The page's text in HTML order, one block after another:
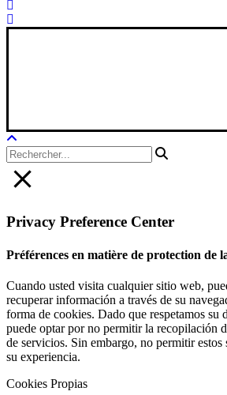
Privacy Preference Center
Préférences en matière de protection de
Cuando usted visita cualquier sitio web,
recuperar información a través de su
forma de cookies. Dado que respetamos su
puede optar por no permitir la recopilación
de servicios. Sin embargo, no permitir estos
su experiencia.
Cookies Propias